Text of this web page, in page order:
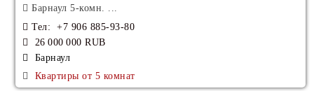
Аренда Усадьба
Аренда Вилетта
Барнаул 5-комн. ...
Тел: +7 906 885-93-80
26 000 000 RUB
Барнаул
Квартиры от 5 комнат